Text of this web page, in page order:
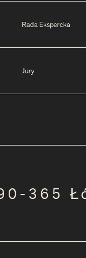
Rada Ekspercka
Jury
365